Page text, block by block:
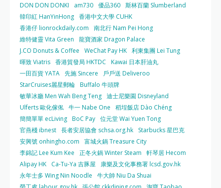
DON DON DONKI
am730 優品360 斯林百蘭 Slumberland
韓印紅 HanYinHong 香港中文大學 CUHK
香港仔 lionrockdaily.com
南北行 Nam Pei Hong
維特健靈 Vita Green
龍寶酒家 Dragon Palace
J.CO Donuts & Coffee
WeChat Pay HK 利東集團 Lei Tung
暉致 Viatris 香港貿發局 HKTDC
Kawai 日本肝油丸
一田百貨 YATA 先施 Sincere
戶戶送 Deliveroo
StarCruises麗星郵輪 Buffalo 牛頭牌
敏華冰廳 Men Wah Beng Teng 迪士尼樂園 Disneyland
Ulferts 歐化傢俬 牛一 Nabe One
稻埕飯店 Dào Chéng
簡簡單單 ecLiving BoC Pay 位元堂 Wai Yuen Tong
官燕棧 ibnest 長者安居協會 schsa.org.hk
Starbucks 星巴克
安興號 onhingho.com
富城火鍋 Treasure City
李錦記 Lee Kum Kee
正冬火鍋 Winter Steam
軒琴居 Hecom
Alipay HK
Ca-Tu-Ya 吉豚屋
康樂及文化事務署 lcsd.gov.hk
永年士多 Wing Nin Noodle
牛大帥 Niu Da Shuai